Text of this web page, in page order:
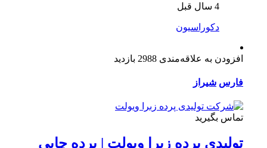
4 سال قبل
دکوراسیون
افزودن به علاقه‌مندی 2988 بازدید
فارس شیراز
تماس بگیرید
تولیدی پرده زبرا ویولت | پرده چاپی